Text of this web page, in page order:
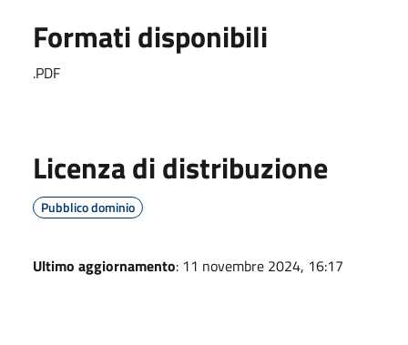
Formati disponibili
.PDF
Licenza di distribuzione
Pubblico dominio
Ultimo aggiornamento: 11 novembre 2024, 16:17